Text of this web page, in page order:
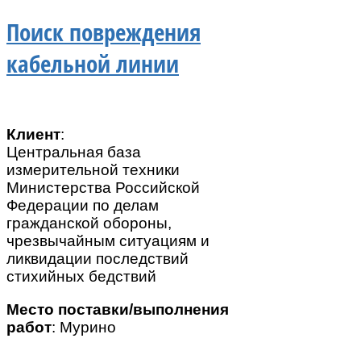
Поиск повреждения
кабельной линии
Клиент:
Центральная база
измерительной техники
Министерства Российской
Федерации по делам
гражданской обороны,
чрезвычайным ситуациям и
ликвидации последствий
стихийных бедствий
Место поставки/выполнения
работ: Мурино